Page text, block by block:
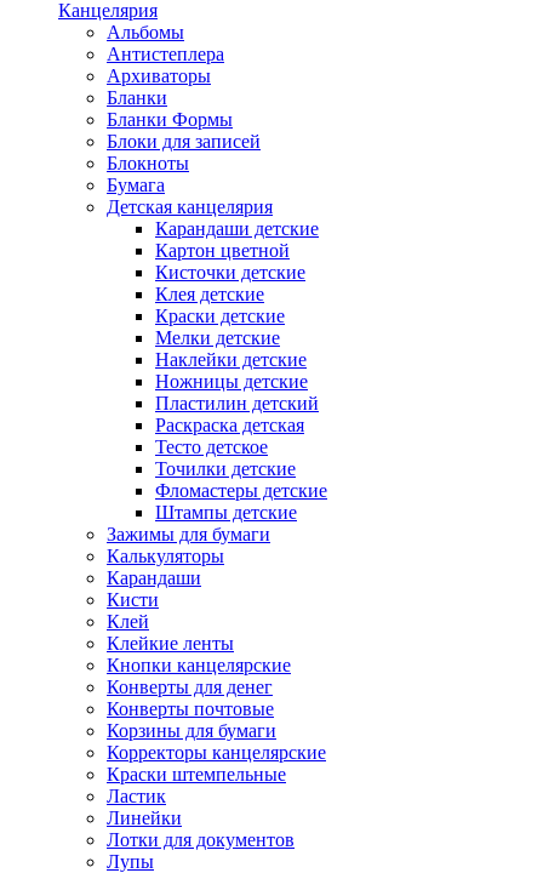
Канцелярия
Альбомы
Антистеплера
Архиваторы
Бланки
Бланки Формы
Блоки для записей
Блокноты
Бумага
Детская канцелярия
Карандаши детские
Картон цветной
Кисточки детские
Клея детские
Краски детские
Мелки детские
Наклейки детские
Ножницы детские
Пластилин детский
Раскраска детская
Тесто детское
Точилки детские
Фломастеры детские
Штампы детские
Зажимы для бумаги
Калькуляторы
Карандаши
Кисти
Клей
Клейкие ленты
Кнопки канцелярские
Конверты для денег
Конверты почтовые
Корзины для бумаги
Корректоры канцелярские
Краски штемпельные
Ластик
Линейки
Лотки для документов
Лупы